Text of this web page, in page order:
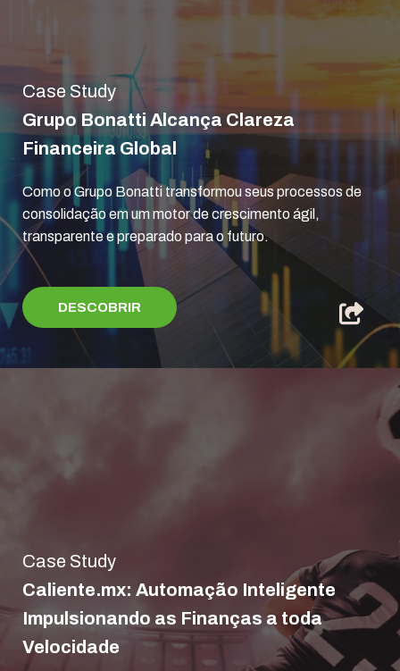
Case Study
Grupo Bonatti Alcança Clareza
Financeira Global
Como o Grupo Bonatti transformou seus processos de
consolidação em um motor de crescimento ágil,
transparente e preparado para o futuro.
DESCOBRIR
Case Study
Caliente.mx: Automação Inteligente
Impulsionando as Finanças a toda
Velocidade